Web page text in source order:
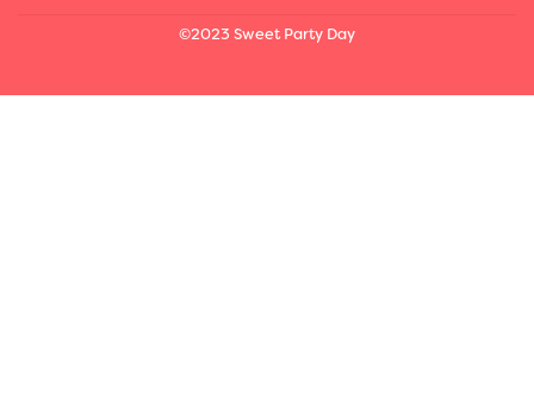
©2023 Sweet Party Day